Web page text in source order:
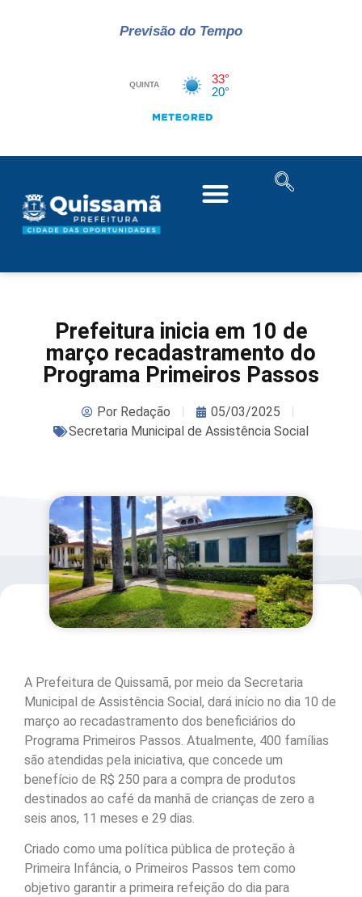
Previsão do Tempo
Prefeitura inicia em 10 de
março recadastramento do
Programa Primeiros Passos
PorRedação
05/03/2025
Secretaria Municipal de Assistência Social
A Prefeitura de Quissamã, por meio da Secretaria
Municipal de Assistência Social, dará início no dia 10 de
março ao recadastramento dos beneficiários do
Programa Primeiros Passos. Atualmente, 400 famílias
são atendidas pela iniciativa, que concede um
benefício de R$ 250 para a compra de produtos
destinados ao café da manhã de crianças de zero a
seis anos, 11 meses e 29 dias.
Criado como uma política pública de proteção à
Primeira Infância, o Primeiros Passos tem como
objetivo garantir a primeira refeição do dia para